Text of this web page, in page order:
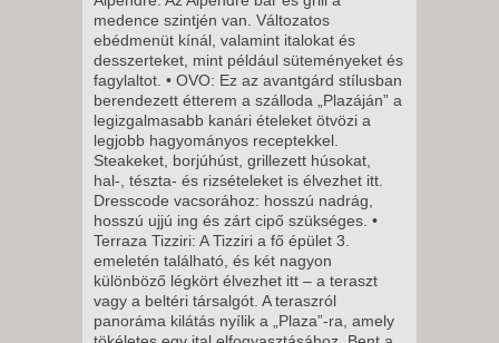
-
11 NAP / 10 ÉJSZAKA
2026. DECEMBER 11., PÉNTEK
-
8 NAP / 7 ÉJSZAKA
2026. DECEMBER 12.,
SZOMBAT -
8 NAP / 7 ÉJSZAKA
2026. DECEMBER 12.,
SZOMBAT -
11 NAP / 10 ÉJSZAKA
medence szintjén van. Változatos
ebédmenüt kínál, valamint italokat és
desszerteket, mint például süteményeket és
fagylaltot. • OVO: Ez az avantgárd stílusban
berendezett étterem a szálloda „Plazáján” a
legizgalmasabb kanári ételeket ötvözi a
legjobb hagyományos receptekkel.
Steakeket, borjúhúst, grillezett húsokat,
hal-, tészta- és rizsételeket is élvezhet itt.
Dresscode vacsorához: hosszú nadrág,
hosszú ujjú ing és zárt cipő szükséges. •
Terraza Tizziri: A Tizziri a fő épület 3.
emeletén található, és két nagyon
különböző légkört élvezhet itt – a teraszt
vagy a beltéri társalgót. A teraszról
panoráma kilátás nyílik a „Plaza”-ra, amely